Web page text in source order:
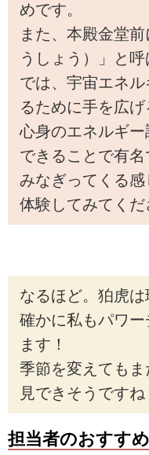
めです。
また、本殿金堂
うしょう）」と
では、宇宙エネ
るために手を広げ
心身のエネルギ
できることで有
みなぎってくる
体験してみてくだ
なるほど。狛虎は
確かに私もパワ
ます！
季節を変えても
見できそうですね
担当者のおすす